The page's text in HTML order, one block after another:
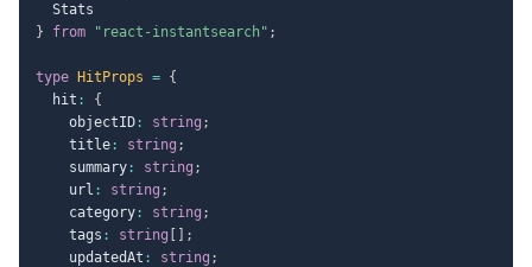
}
from "react-instantsearch" ;
type HitProps = {
  hit
:
{
    objectID
: string ;
    title
: string ;
    summary
: string ;
    url
: string ;
    category
: string ;
    tags
: string
;
    updatedAt
: string ;